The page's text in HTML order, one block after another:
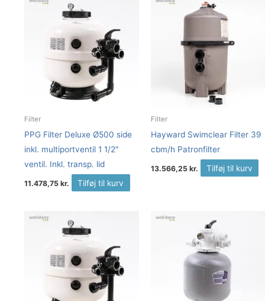
Filter
PPG Filter Deluxe Ø500 side
inkl. multiportventil 1 1/2″
ventil. Inkl. transp. lid
11.478,75kr. Tilføj til kurv
Filter
Hayward Swimclear Filter 39
cbm/h Patronfilter
13.566,25 kr. Tilføj til kurv